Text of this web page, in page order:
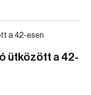
ütközött a 42-